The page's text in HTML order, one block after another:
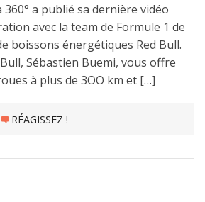
a publié sa dernière vidéo
avec la team de Formule 1 de
boissons énergétiques Red Bull.
Sébastien Buemi, vous offre
à plus de 3OO km et […]
RÉAGISSEZ !